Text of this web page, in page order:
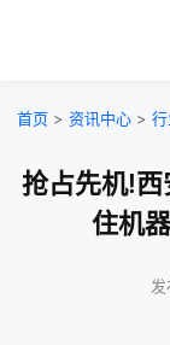
首页 > 资讯中心 >
抢占先机!西
住机